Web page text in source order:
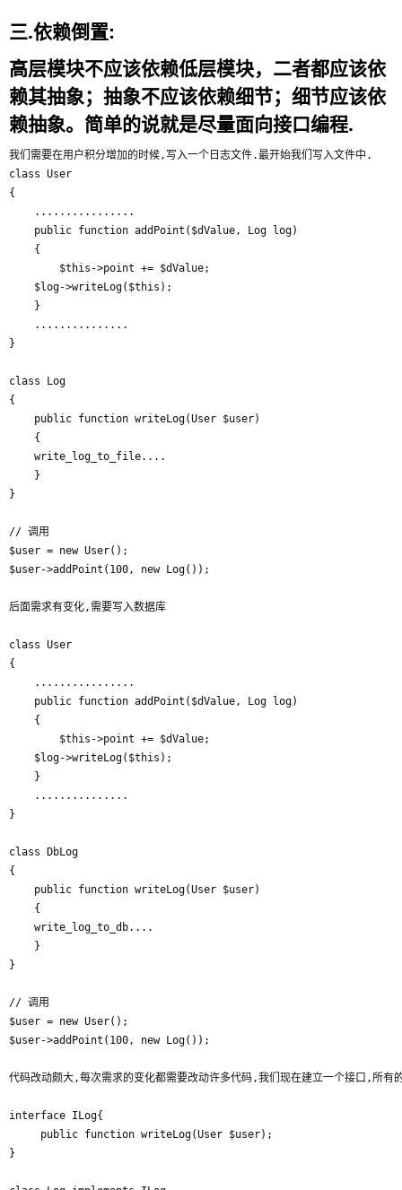
三.依赖倒置:
高层模块不应该依赖低层模块，二者都应该依
赖其抽象；抽象不应该依赖细节；细节应该依
赖抽象。简单的说就是尽量面向接口编程.
我们需要在用户积分增加的时候,写入一个日志文件.最开始我们写入文件中.
class User
{
    ................
    public function addPoint($dValue, Log log)
    {
        $this->point += $dValue;
    }
    ...............
}
class Log
{
    public function writeLog(User $user)
    {
    }
}
// 调用
$user = new User();
$user->addPoint(100, new Log());
后面需求有变化,需要写入数据库
class User
{
    ................
    public function addPoint($dValue, Log log)
    {
        $this->point += $dValue;
    }
    ...............
}
class DbLog
{
    public function writeLog(User $user)
    {
    }
}
// 调用
$user = new User();
$user->addPoint(100, new Log());
代码改动颇大,每次需求的变化都需要改动许多代码,我们现在建立一个接口,所
interface ILog{
     public function writeLog(User $user);
}